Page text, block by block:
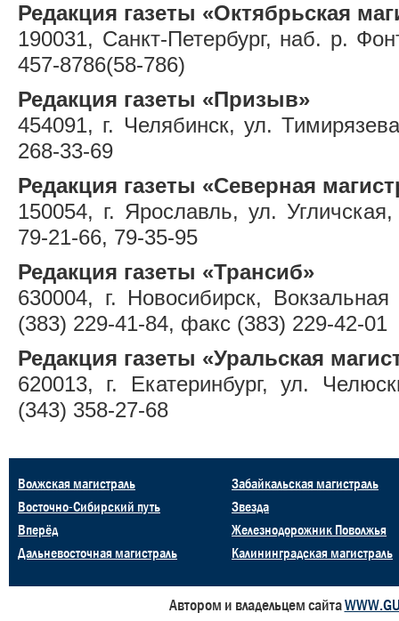
Редакция газеты «Октябрьская
190031, Санкт-Петербург, наб. р.
457-8786(58-786)
Редакция газеты «Призыв»
454091, г. Челябинск, ул.
268-33-69
Редакция газеты «Северная
150054, г. Ярославль, ул.
79-21-66, 79-35-95
Редакция газеты «Трансиб»
630004, г. Новосибирск,
(383) 229-41-84, факс (383) 229-42-01
Редакция газеты «Уральская
620013, г. Екатеринбург, ул.
(343) 358-27-68
Волжская магистраль
Восточно-Сибирский путь
Вперёд
Дальневосточная магистраль
Забайкальская магистраль
Звезда
Железнодорожник Поволжья
Калининградская магистраль
Автором и владельцем сайта